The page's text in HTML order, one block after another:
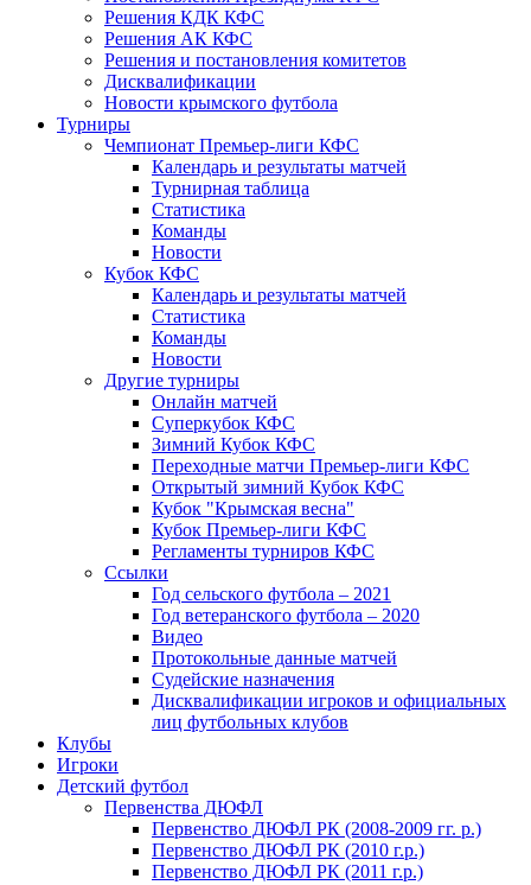
Решения КДК КФС
Решения АК КФС
Решения и постановления комитетов
Дисквалификации
Новости крымского футбола
Турниры
Чемпионат Премьер-лиги КФС
Календарь и результаты матчей
Турнирная таблица
Статистика
Команды
Новости
Кубок КФС
Календарь и результаты матчей
Статистика
Команды
Новости
Другие турниры
Онлайн матчей
Суперкубок КФС
Зимний Кубок КФС
Переходные матчи Премьер-лиги КФС
Открытый зимний Кубок КФС
Кубок "Крымская весна"
Кубок Премьер-лиги КФС
Регламенты турниров КФС
Ссылки
Год сельского футбола – 2021
Год ветеранского футбола – 2020
Видео
Протокольные данные матчей
Судейские назначения
Дисквалификации игроков и официальных
лиц футбольных клубов
Клубы
Игроки
Детский футбол
Первенства ДЮФЛ
Первенство ДЮФЛ РК (2008-2009 гг. р.)
Первенство ДЮФЛ РК (2010 г.р.)
Первенство ДЮФЛ РК (2011 г.р.)